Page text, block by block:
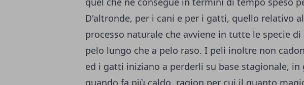
D'altronde, per i cani e per i gatti, quello relativo
processo naturale che avviene in tutte le specie
pelo lungo che a pelo raso. I peli inoltre non
ed i gatti iniziano a perderli su base stagionale, in
quando fa più caldo, ragion per cui il guanto